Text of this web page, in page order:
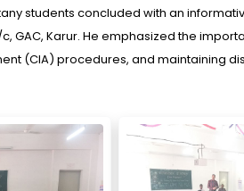
students concluded with an
GAC, Karur. He emphasized the
(CIA) procedures, and maintaining